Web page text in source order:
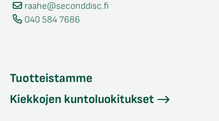
raahe@seconddisc.fi
040 584 7686
Tuotteistamme
Kiekkojen kuntoluokitukset